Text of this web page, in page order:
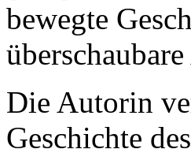
bewegte
Die Autorin
Geschichte